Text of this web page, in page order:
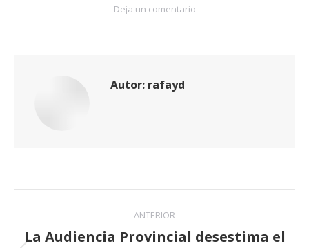
Deja un comentario
Autor: rafayd
Navegación
entre
ANTERIOR
La Audiencia Provincial desestima el